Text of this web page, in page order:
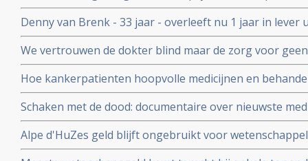
voedingssupplementen binnen onderzoeksverband
te beïnvloeden.
Denny van Brenk - 33 jaar - overleeft nu 1 jaar in lever
door chemo pomp in New York, maar hij heeft alles
We vertrouwen de dokter blind maar de zorg voor
Correspondent ging uit op onderzoek maar ook hij
Hoe kankerpatienten hoopvolle medicijnen en
waardoor zelfs oncologen in opstand komen.
Schaken met de dood: documentaire over nieuwste
personalised medicine in het AvL - Anthonie van
Alpe d'HuZes geld blijft ongebruikt voor
Veenendaal gerehabiliteerd door Medialogica en